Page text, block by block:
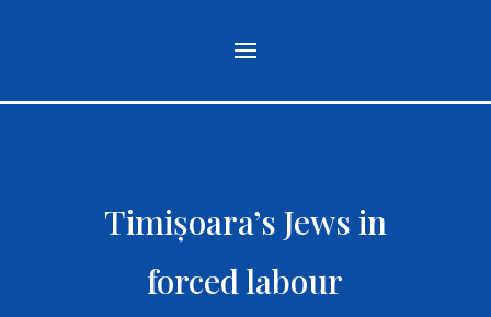
Timișoara’s Jews in
forced labour